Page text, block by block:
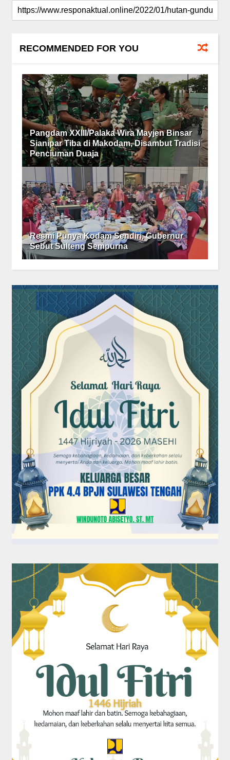
RECOMMENDED FOR YOU
Pangdam XXIII/Palaka Wira Mayjen Binsar
Sianipar Tiba di Makodam, Disambut Tradisi
Penciuman Duaja
Resmi Punya Kodam Sendiri, Gubernur
Sebut Sulteng Sempurna